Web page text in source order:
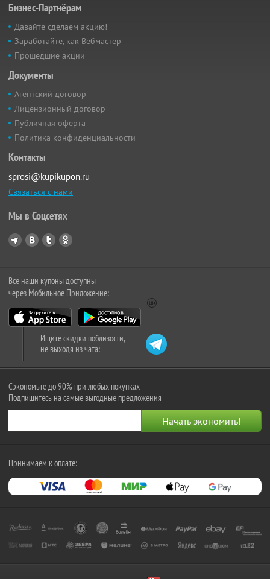
Бизнес-Партнёрам
Давайте сделаем акцию!
Заработайте, как Вебмастер
Прошедшие акции
Документы
Агентский договор
Лицензионный договор
Публичная оферта
Политика конфиденциальности
Контакты
sprosi@kupikupon.ru
Связаться с нами
Мы в Соцсетях
Все наши купоны доступны
через Мобильное Приложение:
Ищите скидки поблизости,
не выходя из чата:
Сэкономьте до 90% при любых покупках
Подпишитесь на самые выгодные предложения
Принимаем к оплате: